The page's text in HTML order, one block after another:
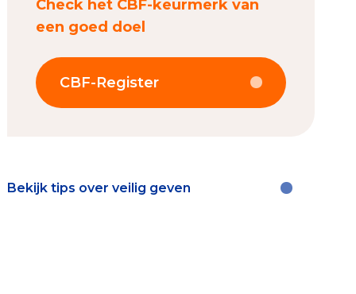
Check het CBF-keurmerk van
een goed doel
CBF-Register
Bekijk tips over veilig geven